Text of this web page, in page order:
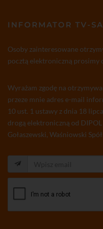
INFORMATOR TV-
Osoby zainteresowane
pocztą elektroniczną prosimy
Wyrażam zgodę na
przeze mnie adres e-mail
10 ust. 1 ustawy z dnia 18
drogą elektroniczną od
Gołaszewski, Waśniowski